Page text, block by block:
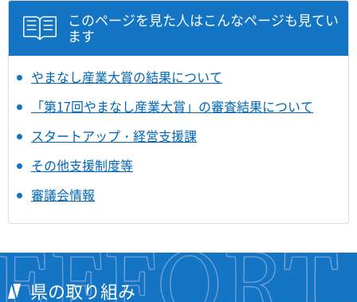
このページを見た人はこんなページも見てい
ます
やまなし産業大賞の結果について
「第17回やまなし産業大賞」の審査結果について
スタートアップ・経営支援課
その他支援制度等
審議会情報
県の取り組み